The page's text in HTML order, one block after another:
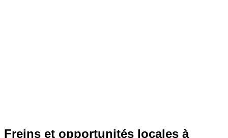
Freins et opportunités locales à